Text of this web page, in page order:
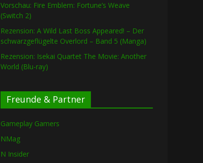
Vorschau: Fire Emblem: Fortune’s Weave
(Switch 2)
Rezension: A Wild Last Boss Appeared! – Der
schwarzgeflügelte Overlord – Band 5 (Manga)
Rezension: Isekai Quartet The Movie: Another
World (Blu-ray)
Freunde & Partner
Gameplay Gamers
NMag
N Insider